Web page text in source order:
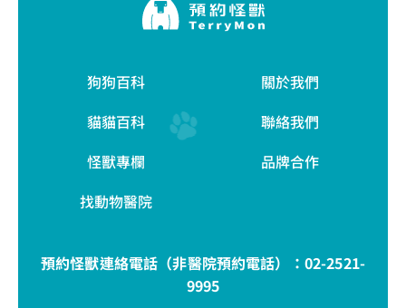
狗狗百科
貓貓百科
怪獸專欄
找動物醫院
關於我們
聯絡我們
品牌合作
預約怪獸連絡電話（非醫院預約電話）： 02-2521-
9995